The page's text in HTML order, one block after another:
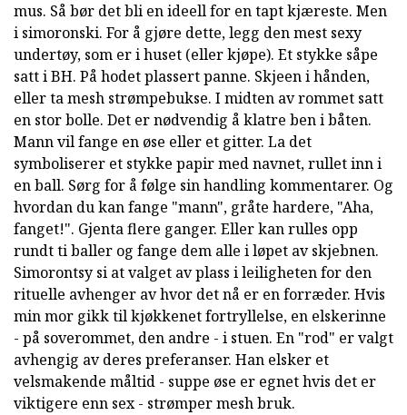
mus. Så bør det bli en ideell for en tapt kjæreste. Men
i simoronski. For å gjøre dette, legg den mest sexy
undertøy, som er i huset (eller kjøpe). Et stykke såpe
satt i BH. På hodet plassert panne. Skjeen i hånden,
eller ta mesh strømpebukse. I midten av rommet satt
en stor bolle. Det er nødvendig å klatre ben i båten.
Mann vil fange en øse eller et gitter. La det
symboliserer et stykke papir med navnet, rullet inn i
en ball. Sørg for å følge sin handling kommentarer. Og
hvordan du kan fange "mann", gråte hardere, "Aha,
fanget!". Gjenta flere ganger. Eller kan rulles opp
rundt ti baller og fange dem alle i løpet av skjebnen.
Simorontsy si at valget av plass i leiligheten for den
rituelle avhenger av hvor det nå er en forræder. Hvis
min mor gikk til kjøkkenet fortryllelse, en elskerinne
- på soverommet, den andre - i stuen. En "rod" er valgt
avhengig av deres preferanser. Han elsker et
velsmakende måltid - suppe øse er egnet hvis det er
viktigere enn sex - strømper mesh bruk.